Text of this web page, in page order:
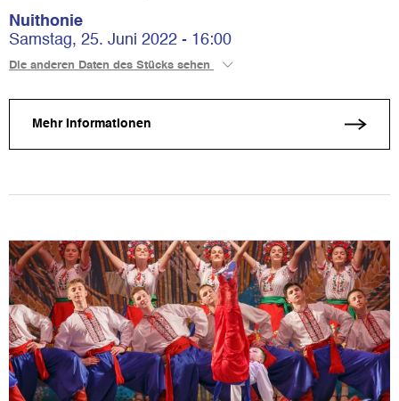
Nuithonie
Samstag, 25. Juni 2022 - 16:00
Die anderen Daten des Stücks sehen
Mehr Informationen